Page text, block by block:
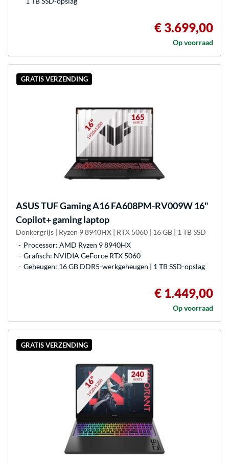
€ 3.699,00
Op voorraad
GRATIS VERZENDING
ASUSTUF Gaming A16 FA608PM-RV009W 16"
Copilot+ gaming laptop
Donkergrijs | Ryzen 9 8940HX | RTX 5060 | 16 GB | 1 TB SSD
Processor: AMD Ryzen 9 8940HX
Grafisch: NVIDIA GeForce RTX 5060
Geheugen: 16 GB DDR5-werkgeheugen | 1 TB SSD-opslag
€ 1.449,00
Op voorraad
GRATIS VERZENDING